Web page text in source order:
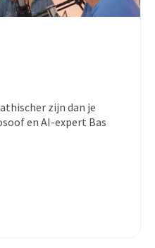
zijn dan je
en AI-expert Bas